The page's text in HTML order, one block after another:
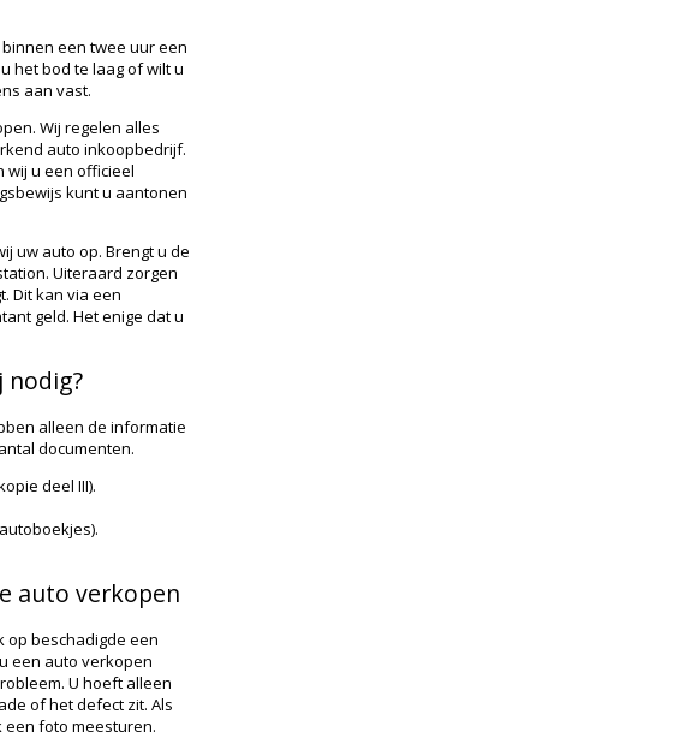
een twee uur een
het bod te laag of wilt u
aan vast.
Wij regelen alles
auto inkoopbedrijf.
wij u een officieel
kunt u aantonen
uw auto op. Brengt u de
Uiteraard zorgen
Dit kan via een
geld. Het enige dat u
nodig?
alleen de informatie
documenten.
deel III).
auto verkopen
op beschadigde een
een auto verkopen
U hoeft alleen
of het defect zit. Als
een foto meesturen.